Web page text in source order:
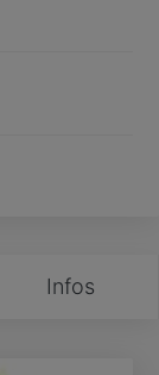
Infos